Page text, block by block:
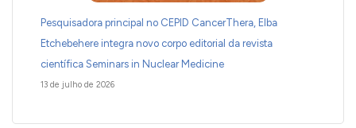
Pesquisadora principal no CEPID CancerThera, Elba
Etchebehere integra novo corpo editorial da revista
científica Seminars in Nuclear Medicine
13 de julho de 2026